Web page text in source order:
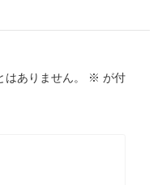
ありません。 ※ が付